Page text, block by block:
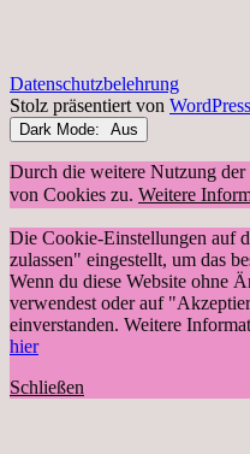
Datenschutzbelehrung
Stolz präsentiert von WordPress
Dark Mode:
Durch die weitere Nutzung
von Cookies zu. Weitere
Die Cookie-Einstellungen auf
zulassen" eingestellt, um das
Wenn du diese Website ohne
verwendest oder auf
einverstanden. Weitere
hier
Schließen